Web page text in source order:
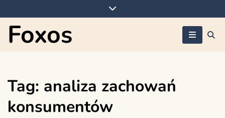
to
content
Foxos
Tag: analiza zachowań
konsumentów